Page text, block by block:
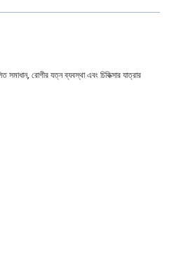
সমাধান, রোগীর যত্ন ব্যবস্থা এবং চিকিত্সার যাত্রার